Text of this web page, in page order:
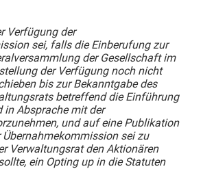
Verfügung der
sei, falls die Einberufung zur
der Gesellschaft im
der Verfügung noch nicht
bis zur Bekanntgabe des
betreffend die Einführung
in Absprache mit der
und auf eine Publikation
Übernahmekommission sei zu
Verwaltungsrat den Aktionären
ein Opting up in die Statuten